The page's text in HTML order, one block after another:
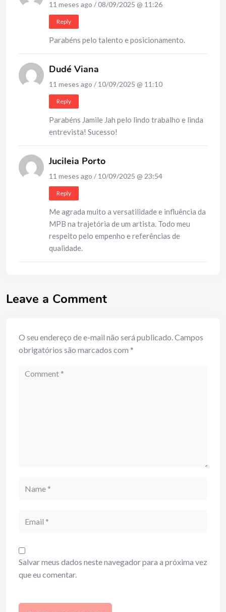
11 meses ago / 08/09/2025 @ 11:26
Reply
Parabéns pelo talento e posicionamento.
Dudé Viana
11 meses ago / 10/09/2025 @ 11:10
Reply
Parabéns Jamile Jah pelo lindo trabalho e linda
entrevista! Sucesso!
Jucileia Porto
11 meses ago / 10/09/2025 @ 23:54
Reply
Me agrada muito a versatilidade e influência da
MPB na trajetória de um artista. Todo meu
respeito pelo empenho e referências de
qualidade.
Leave a Comment
O seu endereço de e-mail não será publicado.Campos
obrigatórios são marcados com *
Comment
Salvar meus dados neste navegador para a próxima vez
que eu comentar.